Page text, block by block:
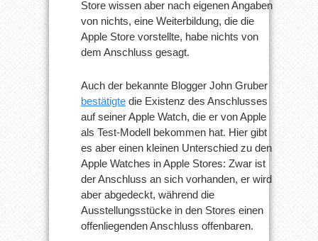
Store wissen aber nach eigenen Angaben
von nichts, eine Weiterbildung, die die
Apple Store vorstellte, habe nichts von
dem Anschluss gesagt.
Auch der bekannte Blogger John Gruber
bestätigte die Existenz des Anschlusses
auf seiner Apple Watch, die er von Apple
als Test-Modell bekommen hat. Hier gibt
es aber einen kleinen Unterschied zu den
Apple Watches in Apple Stores: Zwar ist
der Anschluss an sich vorhanden, er wird
aber abgedeckt, während die
Ausstellungsstücke in den Stores einen
offenliegenden Anschluss offenbaren.